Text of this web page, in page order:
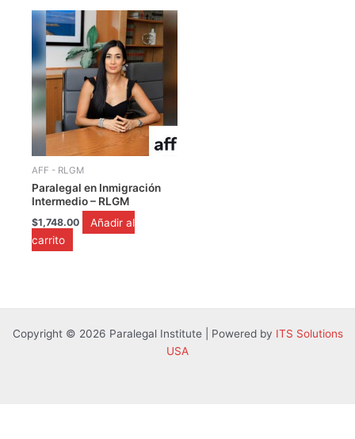
AFF - RLGM
Paralegal en Inmigración
Intermedio – RLGM
$1,748.00
Añadir al
carrito
Copyright © 2026 Paralegal Institute | Powered by ITS Solutions
USA